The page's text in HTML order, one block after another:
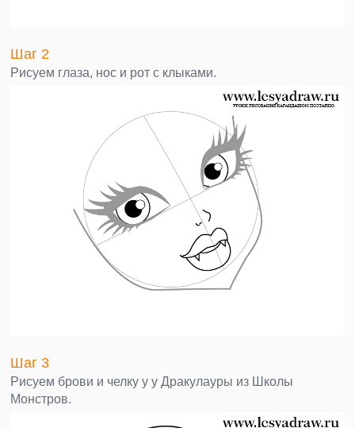
Шаг 2
Рисуем глаза, нос и рот с клыками.
Шаг 3
Рисуем брови и челку у у Дракулауры из Школы
Монстров.